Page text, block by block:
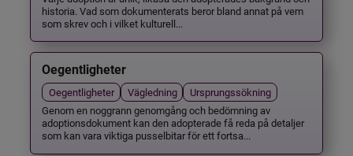
historia. Vad som dokumenterats beror bland annat på vem
som skrev och i vilket kulturell...
Oegentligheter
Oegentligheter Vägledning
Ursprungssökning
Genom en noggrann genomgång och bedömning av
adoptionsdokument kan den adopterade få reda på detaljer
som kan vara viktiga pusselbitar för ett fortsa...